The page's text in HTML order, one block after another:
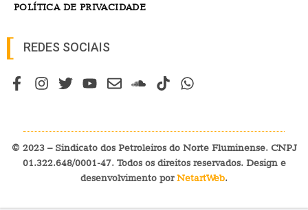
POLÍTICA DE PRIVACIDADE
REDES SOCIAIS
© 2023 – Sindicato dos Petroleiros do Norte Fluminense. CNPJ
01.322.648/0001-47. Todos os direitos reservados. Design e
desenvolvimento porNetartWeb.